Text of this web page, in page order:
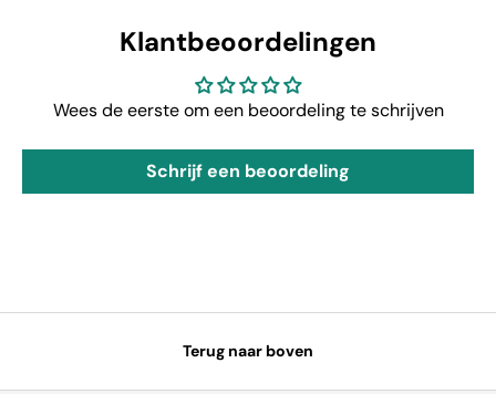
Klantbeoordelingen
Wees de eerste om een beoordeling te schrijven
Schrijf een beoordeling
Terug naar boven